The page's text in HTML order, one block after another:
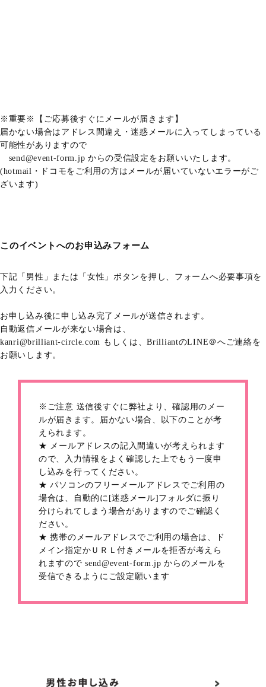
※重要※【ご応募後すぐにメールが届きます】
届かない場合はアドレス間違え・迷惑メールに入ってしまっている
可能性がありますので
send@event-form.jp からの受信設定をお願いいたします。
(hotmail・ドコモをご利用の方はメールが届いていないエラーがご
ざいます)
このイベントへのお申込みフォーム
下記「男性」または「女性」ボタンを押し、フォームへ必要事項を
入力ください。
お申し込み後に申し込み完了メールが送信されます。
自動返信メールが来ない場合は、
kanri@brilliant-circle.com もしくは、BrilliantのLINE＠へご連絡を
お願いします。
※ご注意 送信後すぐに弊社より、確認用のメー
ルが届きます。届かない場合、以下のことが考
えられます。
★ メールアドレスの記入間違いが考えられます
ので、入力情報をよく確認した上でもう一度申
し込みを行ってください。
★ パソコンのフリーメールアドレスでご利用の
場合は、自動的に[迷惑メール]フォルダに振り
分けられてしまう場合がありますのでご確認く
ださい。
★ 携帯のメールアドレスでご利用の場合は、ド
メイン指定かＵＲＬ付きメールを拒否が考えら
れますので send@event-form.jp からのメールを
受信できるようにご設定願います